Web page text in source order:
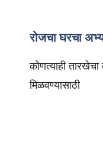
रोजचा घरचा
कोणत्याही
मिळवण्यासाठी